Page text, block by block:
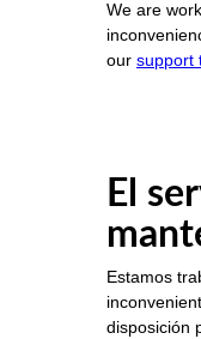
We are
our support
El
Estamos
disposición